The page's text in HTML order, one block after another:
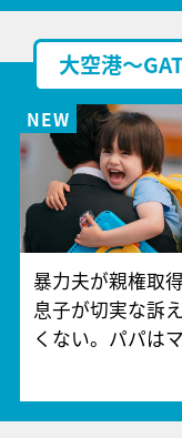
大空港～
暴力夫が親権取
息子が切実な訴
くない。パパは